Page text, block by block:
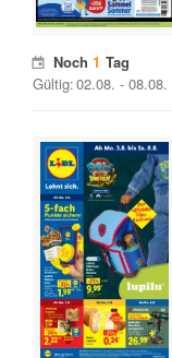
Noch 1 Tag
Gültig:02.08. - 08.08.